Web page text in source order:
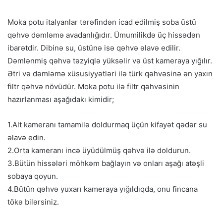
Moka potu italyanlar tərəfindən icad edilmiş soba üstü
qəhvə dəmləmə avadanlığıdır. Ümumilikdə üç hissədən
ibarətdir. Dibinə su, üstünə isə qəhvə əlavə edilir.
Dəmlənmiş qəhvə təzyiqlə yüksəlir və üst kameraya yığılır.
Ətri və dəmləmə xüsusiyyətləri ilə türk qəhvəsinə ən yaxın
filtr qəhvə növüdür. Moka potu ilə filtr qəhvəsinin
hazırlanması aşağıdakı kimidir;
1.Alt kameranı tamamilə doldurmaq üçün kifayət qədər su
əlavə edin.
2.Orta kameranı incə üyüdülmüş qəhvə ilə doldurun.
3.Bütün hissələri möhkəm bağlayın və onları aşağı atəşli
sobaya qoyun.
4.Bütün qəhvə yuxarı kameraya yığıldıqda, onu fincana
tökə bilərsiniz.